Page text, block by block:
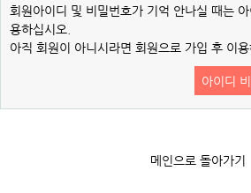
회원아이디 및 비밀번호가 기억 안나실 때는
용하십시오.
아직 회원이 아니시라면 회원으로 가입 후 이용
아이디
메인으로 돌아가기